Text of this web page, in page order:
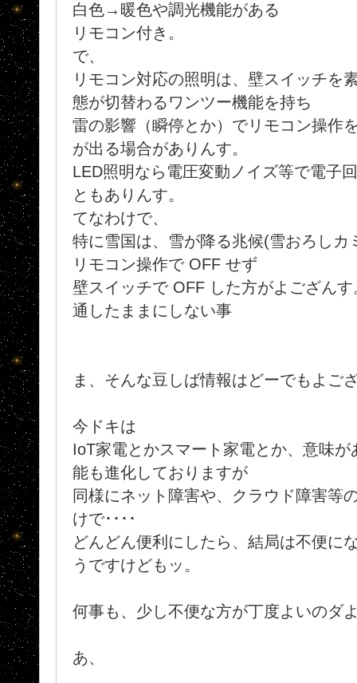
白色→暖色や調光機能がある
リモコン付き。
で、
リモコン対応の照明は、壁スイッチを
態が切替わるワンツー機能を持ち
雷の影響（瞬停とか）でリモコン操作
が出る場合がありんす。
LED照明なら電圧変動ノイズ等で電子
ともありんす。
てなわけで、
特に雪国は、雪が降る兆候(雪おろしカ
リモコン操作で OFF せず
壁スイッチで OFF した方がよござん
通したままにしない事
ま、そんな豆しば情報はどーでもよご
今ドキは
IoT家電とかスマート家電とか、意味
能も進化しておりますが
同様にネット障害や、クラウド障害等
けで････
どんどん便利にしたら、結局は不便に
うですけどもッ。
何事も、少し不便な方が丁度よいの
あ、